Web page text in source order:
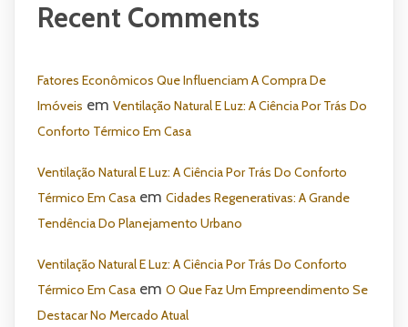
Recent Comments
Fatores Econômicos Que Influenciam A Compra De
Imóveis em Ventilação Natural E Luz: A Ciência Por Trás Do
Conforto Térmico Em Casa
Ventilação Natural E Luz: A Ciência Por Trás Do Conforto
Térmico Em Casa em Cidades Regenerativas: A Grande
Tendência Do Planejamento Urbano
Ventilação Natural E Luz: A Ciência Por Trás Do Conforto
Térmico Em Casa em O Que Faz Um Empreendimento Se
Destacar No Mercado Atual